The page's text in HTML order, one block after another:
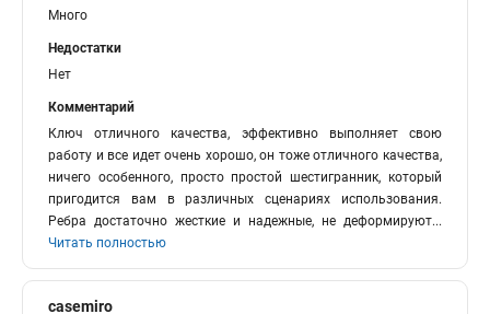
Много
Недостатки
Нет
Комментарий
Ключ отличного качества, эффективно выполняет свою
работу и все идет очень хорошо, он тоже отличного качества,
ничего особенного, просто простой шестигранник, который
пригодится вам в различных сценариях использования.
Ребра достаточно жесткие и надежные, не деформируют...
Читать полностью
casemiro